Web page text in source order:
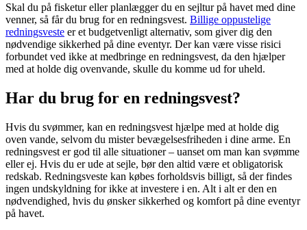
Skal du på fisketur eller planlægger du en sejltur på havet med dine
venner, så får du brug for en redningsvest. Billige oppustelige
redningsveste er et budgetvenligt alternativ, som giver dig den
nødvendige sikkerhed på dine eventyr. Der kan være visse risici
forbundet ved ikke at medbringe en redningsvest, da den hjælper
med at holde dig ovenvande, skulle du komme ud for uheld.
Har du brug for en redningsvest?
Hvis du svømmer, kan en redningsvest hjælpe med at holde dig
oven vande, selvom du mister bevægelsesfriheden i dine arme. En
redningsvest er god til alle situationer – uanset om man kan svømme
eller ej. Hvis du er ude at sejle, bør den altid være et obligatorisk
redskab. Redningsveste kan købes forholdsvis billigt, så der findes
ingen undskyldning for ikke at investere i en. Alt i alt er den en
nødvendighed, hvis du ønsker sikkerhed og komfort på dine eventyr
på havet.